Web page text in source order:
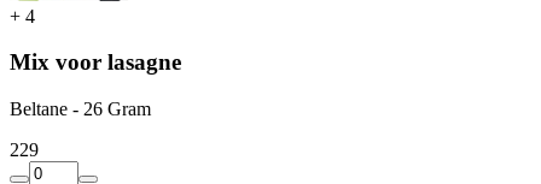
+ 4
Mix voor lasagne
Beltane - 26 Gram
229